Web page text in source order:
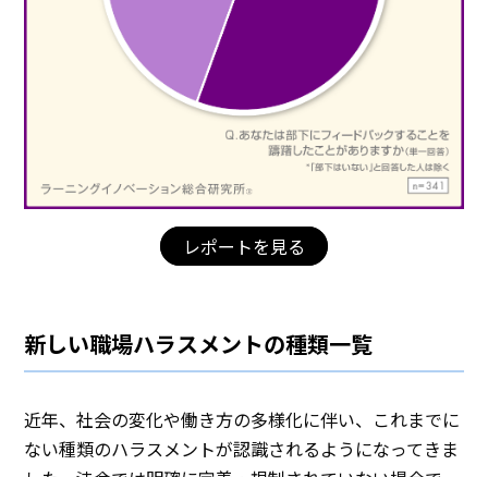
レポートを見る
新しい職場ハラスメントの種類一覧
近年、社会の変化や働き方の多様化に伴い、これまでに
ない種類のハラスメントが認識されるようになってきま